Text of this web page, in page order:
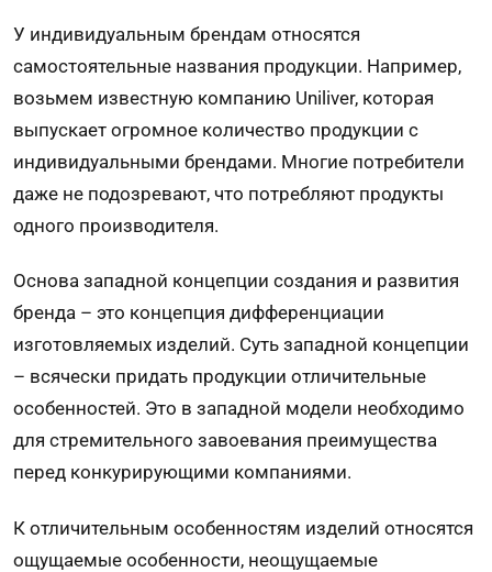
У индивидуальным брендам относятся
самостоятельные названия продукции. Например,
возьмем известную компанию Uniliver, которая
выпускает огромное количество продукции с
индивидуальными брендами. Многие потребители
даже не подозревают, что потребляют продукты
одного производителя.
Основа западной концепции создания и развития
бренда – это концепция дифференциации
изготовляемых изделий. Суть западной концепции
– всячески придать продукции отличительные
особенностей. Это в западной модели необходимо
для стремительного завоевания преимущества
перед конкурирующими компаниями.
К отличительным особенностям изделий относятся
ощущаемые особенности, неощущаемые